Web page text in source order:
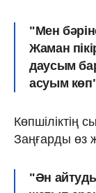
"Мен
Жаман
даусым
асуым
Көпшіліктің
Заңғарды өз
"Ән